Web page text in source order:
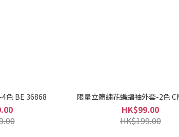
色 BE 36868 限量立體繡花蝙蝠袖外套-2色
HK$99.00
HK$199.00